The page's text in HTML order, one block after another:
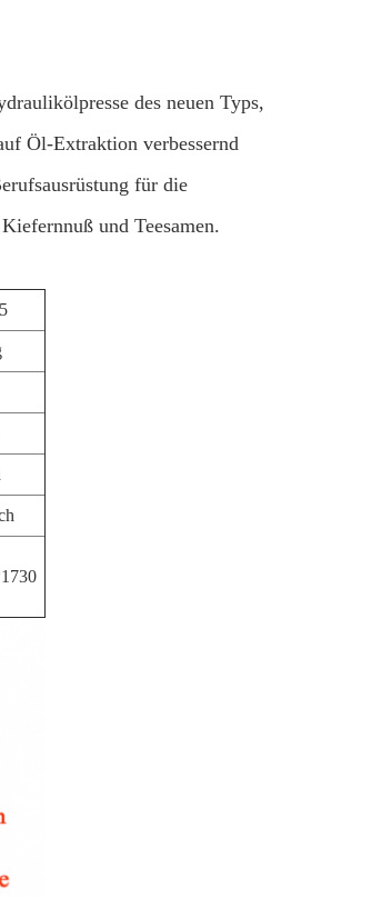
des neuen Typs,
Öl-Extraktion verbessernd
für die
und Teesamen.